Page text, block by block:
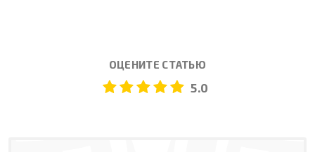
ОЦЕНИТЕ СТАТЬЮ
5.0